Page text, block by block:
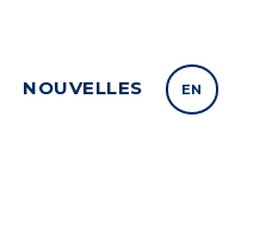
NOUVELLES EN